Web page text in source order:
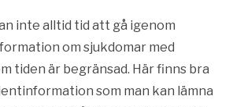
inte alltid tid att gå igenom
om sjukdomar med
tiden är begränsad. Här finns bra
som man kan lämna